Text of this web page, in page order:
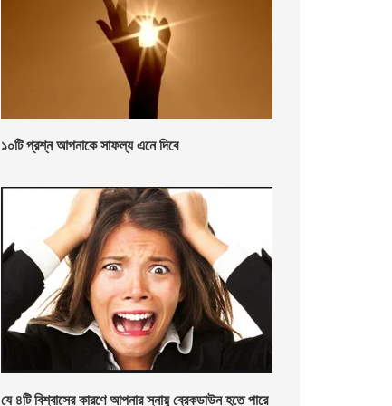
১০টি প্রশ্ন আপনাকে সাফল্য এনে দিবে
যে ৪টি বিশ্বাসের কারণে আপনার স্নায়ু ব্রেকডাউন হতে পারে